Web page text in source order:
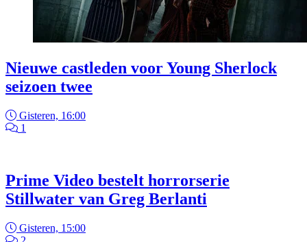
Nieuwe castleden voor Young Sherlock
seizoen twee
Gisteren, 16:00
1
Prime Video bestelt horrorserie
Stillwater van Greg Berlanti
Gisteren, 15:00